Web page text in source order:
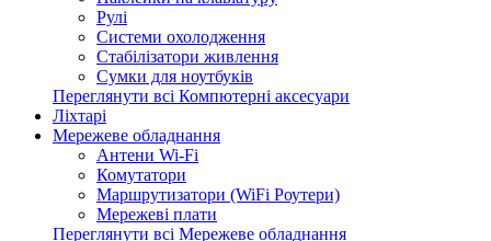
Рулі
Системи охолодження
Стабілізатори живлення
Сумки для ноутбуків
Переглянути всі Компютерні аксесуари
Ліхтарі
Мережеве обладнання
Антени Wi-Fi
Комутатори
Маршрутизатори (WiFi Роутери)
Мережеві плати
Переглянути всі Мережеве обладнання